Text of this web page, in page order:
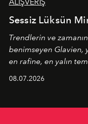
Sessiz Lüksün
Trendlerin ve
benimseyen Glavien,
en rafine, en yalın
08.07.2026